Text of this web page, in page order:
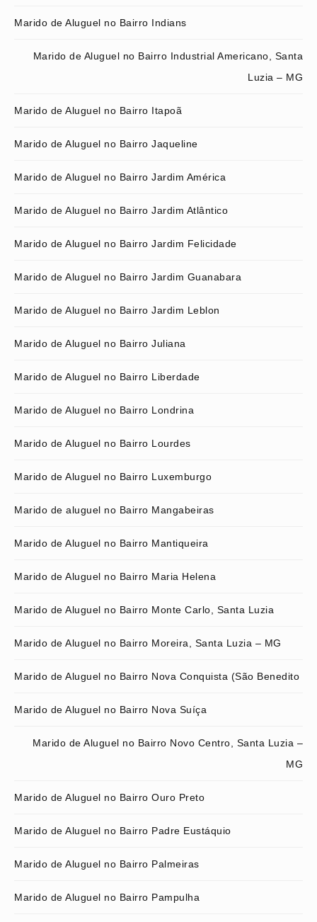
Marido de Aluguel no Bairro Indians
Marido de Aluguel no Bairro Industrial Americano, Santa
Luzia – MG
Marido de Aluguel no Bairro Itapoã
Marido de Aluguel no Bairro Jaqueline
Marido de Aluguel no Bairro Jardim América
Marido de Aluguel no Bairro Jardim Atlântico
Marido de Aluguel no Bairro Jardim Felicidade
Marido de Aluguel no Bairro Jardim Guanabara
Marido de Aluguel no Bairro Jardim Leblon
Marido de Aluguel no Bairro Juliana
Marido de Aluguel no Bairro Liberdade
Marido de Aluguel no Bairro Londrina
Marido de Aluguel no Bairro Lourdes
Marido de Aluguel no Bairro Luxemburgo
Marido de aluguel no Bairro Mangabeiras
Marido de Aluguel no Bairro Mantiqueira
Marido de Aluguel no Bairro Maria Helena
Marido de Aluguel no Bairro Monte Carlo, Santa Luzia
Marido de Aluguel no Bairro Moreira, Santa Luzia – MG
Marido de Aluguel no Bairro Nova Conquista (São Benedito
Marido de Aluguel no Bairro Nova Suíça
Marido de Aluguel no Bairro Novo Centro, Santa Luzia –
MG
Marido de Aluguel no Bairro Ouro Preto
Marido de Aluguel no Bairro Padre Eustáquio
Marido de Aluguel no Bairro Palmeiras
Marido de Aluguel no Bairro Pampulha